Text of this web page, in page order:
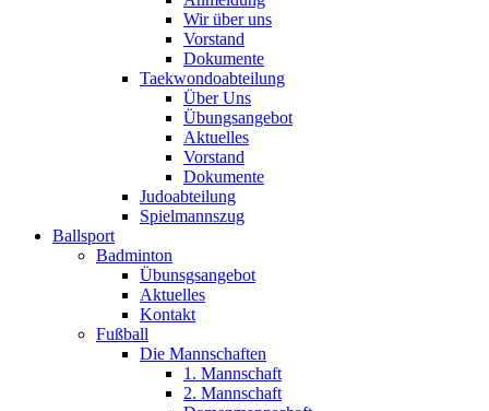
Wir über uns
Vorstand
Dokumente
Taekwondoabteilung
Über Uns
Übungsangebot
Aktuelles
Vorstand
Dokumente
Judoabteilung
Spielmannszug
Ballsport
Badminton
Übunsgsangebot
Aktuelles
Kontakt
Fußball
Die Mannschaften
1. Mannschaft
2. Mannschaft